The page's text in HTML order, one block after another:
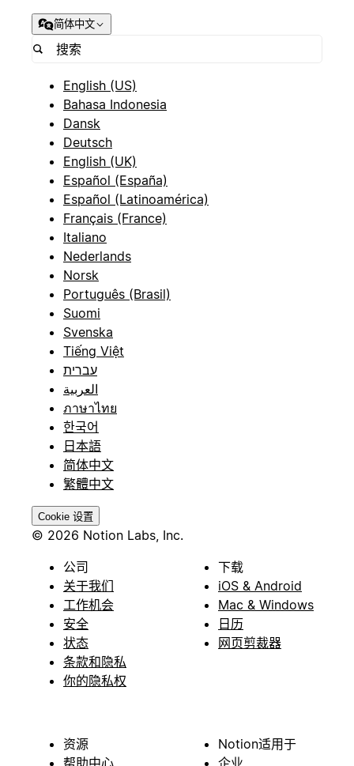
简体中文
English (US)
Bahasa Indonesia
Dansk
Deutsch
English (UK)
Español (España)
Español (Latinoamérica)
Français (France)
Italiano
Nederlands
Norsk
Português (Brasil)
Suomi
Svenska
Tiếng Việt
עברית
العربية
ภาษาไทย
한국어
日本語
简体中文
繁體中文
Cookie 设置
© 2026 Notion Labs, Inc.
公司
关于我们
工作机会
安全
状态
条款和隐私
你的隐私权
下载
iOS & Android
Mac & Windows
日历
网页剪裁器
资源
Notion适用于